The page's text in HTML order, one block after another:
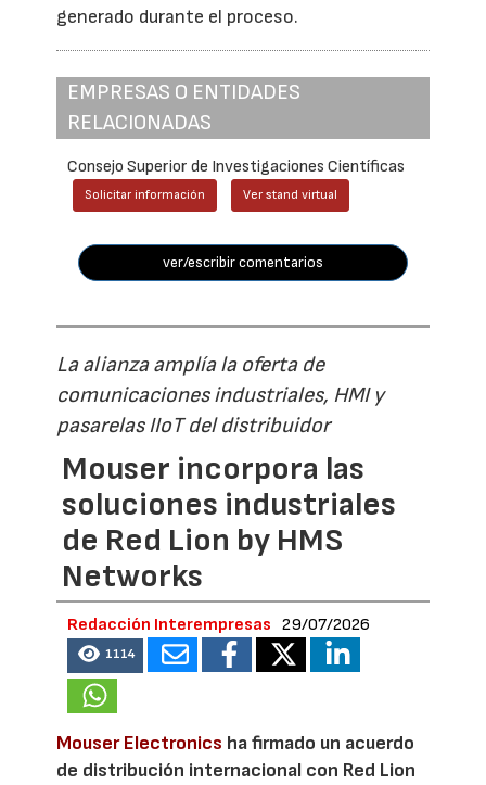
generado durante el proceso.
EMPRESAS O ENTIDADES
RELACIONADAS
Consejo Superior de Investigaciones Científicas
Solicitar información Ver stand virtual
ver/escribir comentarios
La alianza amplía la oferta de
comunicaciones industriales, HMI y
pasarelas IIoT del distribuidor
Mouser incorpora las
soluciones industriales
de Red Lion by HMS
Networks
Redacción Interempresas 29/07/2026
1114
Mouser Electronics ha firmado un acuerdo
de distribución internacional con Red Lion